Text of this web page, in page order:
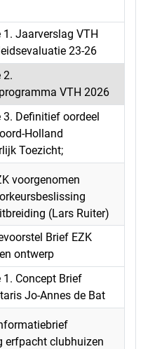
1. Jaarverslag VTH
23-26
2.
VTH 2026
3. Definitief oordeel
Holland
Toezicht;
voorgenomen
(Lars Ruiter)
Brief EZK
ontwerp
1. Concept Brief
Jo-Annes de Bat
erfpacht clubhuizen